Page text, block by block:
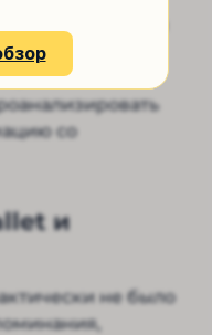
низкий
В соцсетях
не
со
и
не было